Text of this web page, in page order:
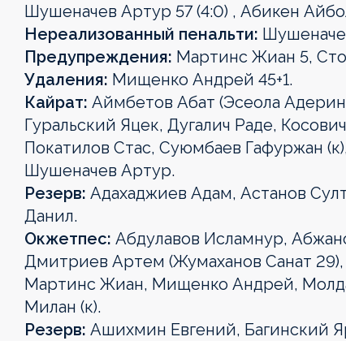
Шушеначев Артур 57 (4:0) , Абикен
Нереализованный пенальти:
Предупреждения: Мартинс Жиан 5,
Удаления: Мищенко Андрей 45+1.
Кайрат: Аймбетов Абат (Эсеола
Гуральский Яцек, Дугалич Раде,
Покатилов Стас, Суюмбаев Гафуржан
Шушеначев Артур.
Резерв: Адахаджиев Адам, Астанов
Данил.
Окжетпес: Абдулавов Исламнур,
Дмитриев Артем (Жумаханов Санат 29),
Мартинс Жиан, Мищенко Андрей,
Милан (к).
Резерв: Ашихмин Евгений, Багинский